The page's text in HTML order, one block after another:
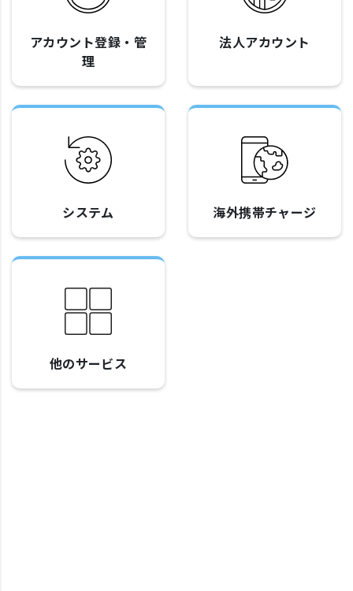
アカウント登録・管
理
法人アカウント
システム 海外携帯チャージ
他のサービス